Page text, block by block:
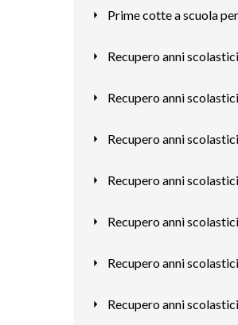
Prime cotte a scuola
Recupero anni
Recupero anni
Recupero anni
Recupero anni
Recupero anni
Recupero anni
Recupero anni